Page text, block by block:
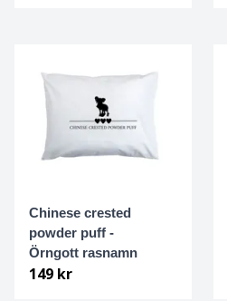
Chinese crested
powder puff -
Örngott rasnamn
149 kr
Engelsk Bulldogg
Engelsk setter
English Toy terrier
Eurasier